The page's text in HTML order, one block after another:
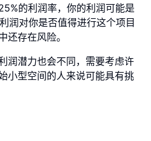
的利润率，你的利润可能是
润对你是否值得进行这个项目
还存在风险。
润潜力也会不同，需要考虑许
小型空间的人来说可能具有挑